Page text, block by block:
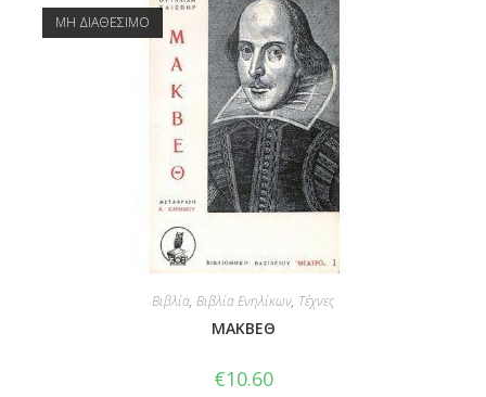
ΜΗ ΔΙΑΘΕΣΙΜΟ
Βιβλία, Βιβλία Ενηλίκων, Τέχνες
ΜΑΚΒΕΘ
€10.60